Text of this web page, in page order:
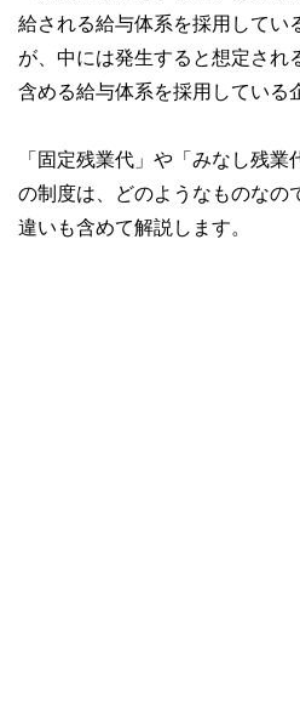
給される給与体系を採用してい
が、中には発生すると想定され
含める給与体系を採用している
「固定残業代」や「みなし残
の制度は、どのようなものなの
違いも含めて解説します。